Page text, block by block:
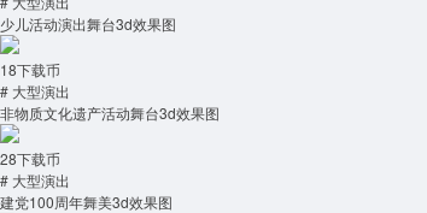
少儿活动演出舞台3d效果图
18下载币
# 大型演出
非物质文化遗产活动舞台3d效果图
28下载币
# 大型演出
建党100周年舞美3d效果图